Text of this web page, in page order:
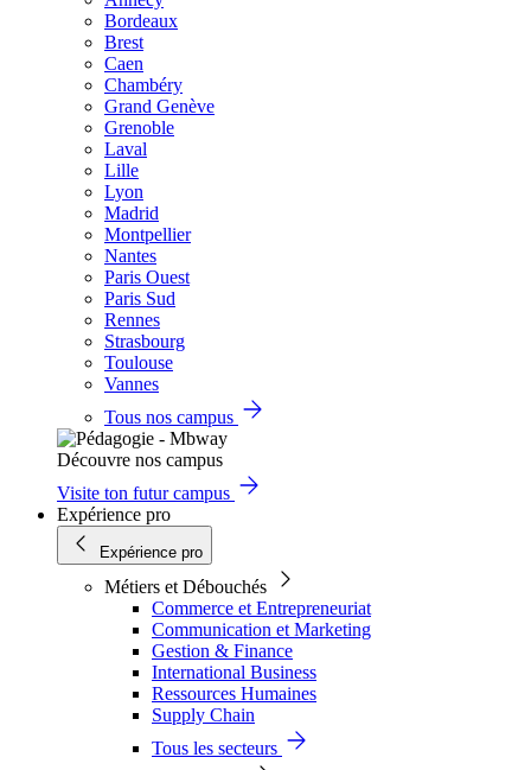
Bordeaux
Brest
Caen
Chambéry
Grand Genève
Grenoble
Laval
Lille
Lyon
Madrid
Montpellier
Nantes
Paris Ouest
Paris Sud
Rennes
Strasbourg
Toulouse
Vannes
Tous nos campus
Découvre nos campus
Visite ton futur campus
Expérience pro
Expérience pro
Métiers et Débouchés
Commerce et Entrepreneuriat
Communication et Marketing
Gestion & Finance
International Business
Ressources Humaines
Supply Chain
Tous les secteurs